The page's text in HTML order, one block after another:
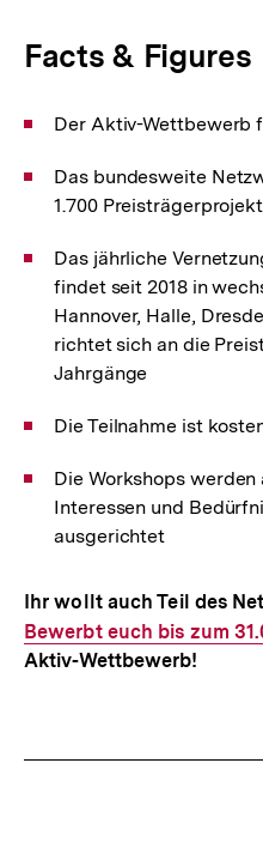
Facts & Figures
Der Aktiv-Wettbewerb
Das bundesweite
1.700
Das jährliche
findet seit 2018 in
Hannover, Halle,
richtet sich an die
Jahrgänge
Die Teilnahme ist
Die Workshops
Interessen und
ausgerichtet
Ihr wollt auch Teil des
Bewerbt euch bis zum
Aktiv-Wettbewerb!